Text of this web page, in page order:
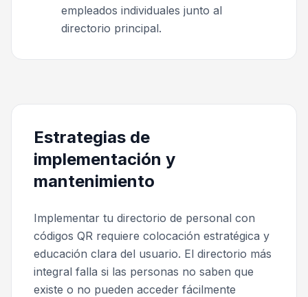
empleados individuales junto al
directorio principal.
Estrategias de
implementación y
mantenimiento
Implementar tu directorio de personal con
códigos QR requiere colocación estratégica y
educación clara del usuario. El directorio más
integral falla si las personas no saben que
existe o no pueden acceder fácilmente